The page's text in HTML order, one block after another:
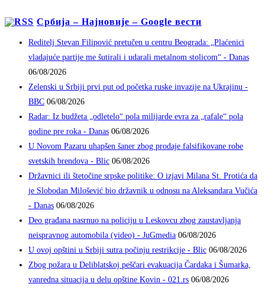
Србија – Најновије – Google вести
Reditelj Stevan Filipović pretučen u centru Beograda: „Plaćenici
vladajuće partije me šutirali i udarali metalnom stolicom“ - Danas
06/08/2026
Zelenski u Srbiji prvi put od početka ruske invazije na Ukrajinu -
BBC 06/08/2026
Radar: Iz budžeta „odletelo“ pola milijarde evra za „rafale“ pola
godine pre roka - Danas 06/08/2026
U Novom Pazaru uhapšen šaner zbog prodaje falsifikovane robe
svetskih brendova - Blic 06/08/2026
Državnici ili štetočine srpske politike: O izjavi Milana St. Protića da
je Slobodan Milošević bio državnik u odnosu na Aleksandara Vučića
- Danas 06/08/2026
Deo građana nasrnuo na policiju u Leskovcu zbog zaustavljanja
neispravnog automobila (video) - JuGmedia 06/08/2026
U ovoj opštini u Srbiji sutra počinju restrikcije - Blic 06/08/2026
Zbog požara u Deliblatskoj peščari evakuacija Čardaka i Šumarka,
vanredna situacija u delu opštine Kovin - 021.rs 06/08/2026